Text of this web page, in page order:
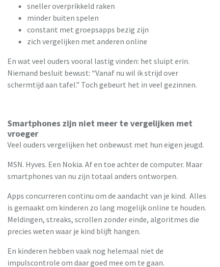
sneller overprikkeld raken
minder buiten spelen
constant met groepsapps bezig zijn
zich vergelijken met anderen online
En wat veel ouders vooral lastig vinden: het sluipt erin.
Niemand besluit bewust: “Vanaf nu wil ik strijd over
schermtijd aan tafel.” Toch gebeurt het in veel gezinnen.
Smartphones zijn niet meer te vergelijken met
vroeger
Veel ouders vergelijken het onbewust met hun eigen jeugd.
MSN. Hyves. Een Nokia. Af en toe achter de computer. Maar
smartphones van nu zijn totaal anders ontworpen.
Apps concurreren continu om de aandacht van je kind. Alles
is gemaakt om kinderen zo lang mogelijk online te houden.
Meldingen, streaks, scrollen zonder einde, algoritmes die
precies weten waar je kind blijft hangen.
En kinderen hebben vaak nog helemaal niet de
impulscontrole om daar goed mee om te gaan.